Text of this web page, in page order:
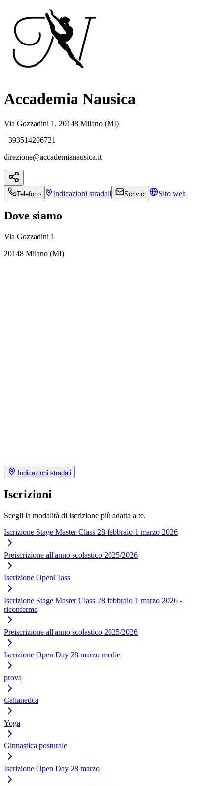
Accademia Nausica
Via Gozzadini 1, 20148 Milano (MI)
+393514206721
direzione@accademianausica.it
Telefono Indicazioni stradali Scrivici Sito web
Dove siamo
Via Gozzadini 1
20148 Milano (MI)
Indicazioni stradali
Iscrizioni
Scegli la modalità di iscrizione più adatta a te.
Iscrizione Stage Master Class 28 febbraio 1 marzo 2026
Preiscrizione all'anno scolastico 2025/2026
Iscrizione OpenClass
Iscrizione Stage Master Class 28 febbraio 1 marzo 2026 -
riconferme
Preiscrizione all'anno scolastico 2025/2026
Iscrizione Open Day 28 marzo medie
prova
Callanetica
Yoga
Ginnastica posturale
Iscrizione Open Day 28 marzo